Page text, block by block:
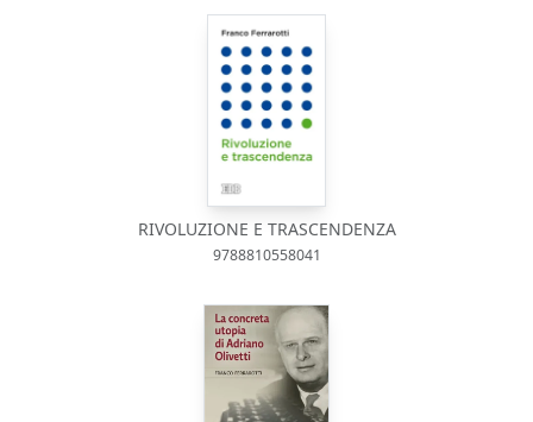
RIVOLUZIONE E TRASCENDENZA
9788810558041